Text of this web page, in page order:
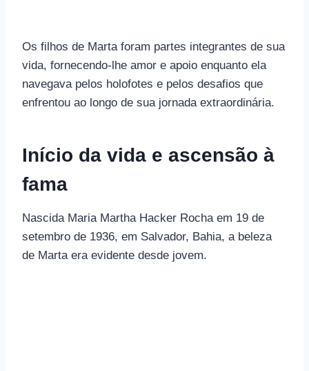
Os filhos de Marta foram partes integrantes de sua
vida, fornecendo-lhe amor e apoio enquanto ela
navegava pelos holofotes e pelos desafios que
enfrentou ao longo de sua jornada extraordinária.
Início da vida e ascensão à
fama
Nascida Maria Martha Hacker Rocha em 19 de
setembro de 1936, em Salvador, Bahia, a beleza
de Marta era evidente desde jovem.